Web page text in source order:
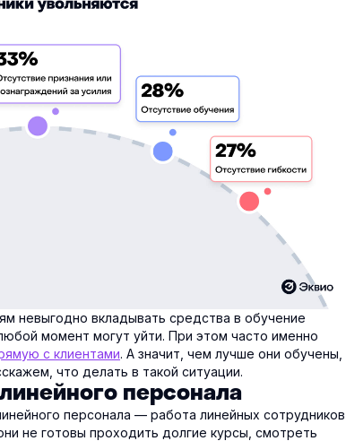
невыгодно вкладывать средства в обучение
момент могут уйти. При этом часто именно
с клиентами. А значит, чем лучше они обучены,
что делать в такой ситуации.
персонала
персонала — работа линейных сотрудников
не готовы проходить долгие курсы, смотреть